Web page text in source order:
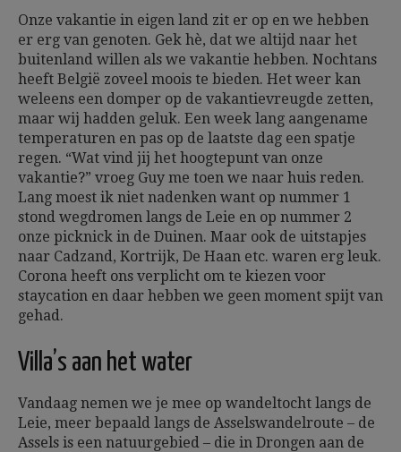
Onze vakantie in eigen land zit er op en we hebben
er erg van genoten. Gek hè, dat we altijd naar het
buitenland willen als we vakantie hebben. Nochtans
heeft België zoveel moois te bieden. Het weer kan
weleens een domper op de vakantievreugde zetten,
maar wij hadden geluk. Een week lang aangename
temperaturen en pas op de laatste dag een spatje
regen. “Wat vind jij het hoogtepunt van onze
vakantie?” vroeg Guy me toen we naar huis reden.
Lang moest ik niet nadenken want op nummer 1
stond wegdromen langs de Leie en op nummer 2
onze picknick in de Duinen. Maar ook de uitstapjes
naar Cadzand, Kortrijk, De Haan etc. waren erg leuk.
Corona heeft ons verplicht om te kiezen voor
staycation en daar hebben we geen moment spijt van
gehad.
Villa’s aan het water
Vandaag nemen we je mee op wandeltocht langs de
Leie, meer bepaald langs de Asselswandelroute – de
Assels is een natuurgebied – die in Drongen aan de